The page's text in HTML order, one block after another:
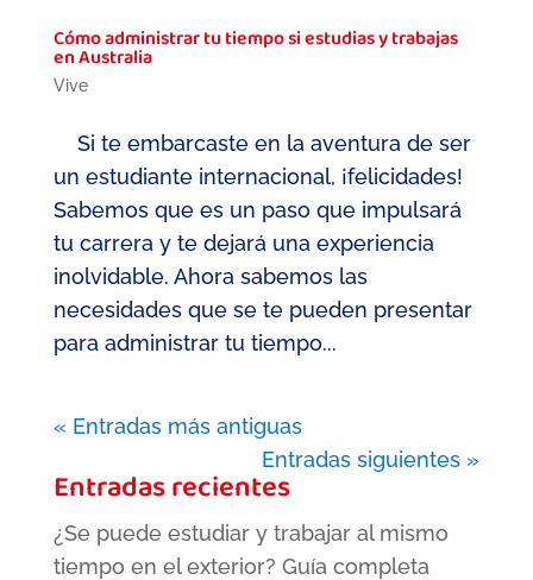
Cómo administrar tu tiempo si estudias y trabajas
en Australia
Vive
Si te embarcaste en la aventura de ser
un estudiante internacional, ¡felicidades!
Sabemos que es un paso que impulsará
tu carrera y te dejará una experiencia
inolvidable. Ahora sabemos las
necesidades que se te pueden presentar
para administrar tu tiempo...
« Entradas más antiguas
Entradas siguientes »
Entradas recientes
¿Se puede estudiar y trabajar al mismo
tiempo en el exterior? Guía completa